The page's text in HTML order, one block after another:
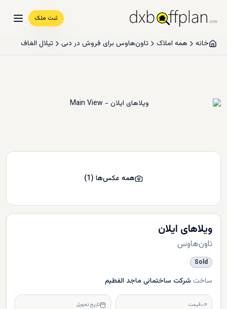
ثبت ملک
خانه همه املاک تاون‌هاوس برای فروش در دبی تیلال الغاف
ویلاهای ایلان
تاون‌هاوس
Sold
ساخت شرکت ساختمانی ماجد الفطیم
قیمت تاریخ تحویل
همه عکس‌ها (
1
)